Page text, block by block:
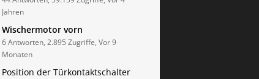
Jahren
Wischermotor vorn
6 Antworten, 2.895 Zugriffe, Vor 9
Monaten
Position der Türkontaktschalter